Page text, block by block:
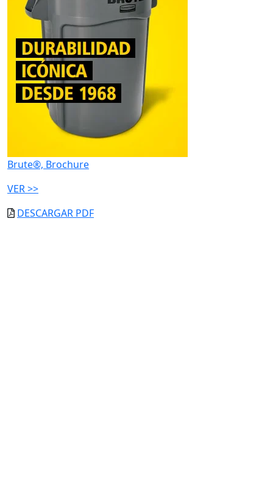
Brute®, Brochure
VER >>
DESCARGAR PDF